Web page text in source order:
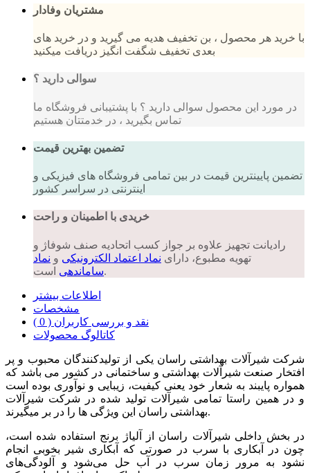
مشتریان وفادار
با خرید هر محصول ، بن تخفیف هدیه می گیرید و در خرید های
بعدی تخفیف شگفت انگیز دریافت میکنید
سوالی دارید ؟
در مورد این محصول سوالی دارید ؟ با پشتیبانی فروشگاه ما
تماس بگیرید ، در خدمتتان هستیم
تضمین بهترین قیمت
تضمین پایینترین قیمت در بین تمامی فروشگاه های فیزیکی و
اینترنتی در سراسر کشور
خریدی با اطمینان و راحت
رادیانت تجهیز علاوه بر جواز کسب اتحادیه صنف شوفاژ و
تهویه مطبوع، دارای نماد اعتماد الکترونیکی و نماد
ساماندهیاست.
اطلاعات بیشتر
مشخصات
نقد و بررسی کاربران ( 0 )
کاتالوگ محصولات
شرکت شیرآلات بهداشتی راسان یکی از تولیدکنندگان محبوب و پر
افتخار صنعت شیرآلات بهداشتی و ساختمانی در کشور می باشد که
همواره پایبند به شعار خود یعنی کیفیت، زیبایی و نوآوری بوده است
و در همین راستا تمامی شیرآلات تولید شده در شرکت شیرآلات
بهداشتی راسان این ویژگی ها را در بر میگیرند.
در بخش داخلی شیرآلات راسان از آلیاژ برنج استفاده شده است،
چون در آبکاری با سرب در صورتی که آبکاری شیر بخوبی انجام
نشود به مرور زمان سرب در آب حل می‌شود و آلودگی‌های